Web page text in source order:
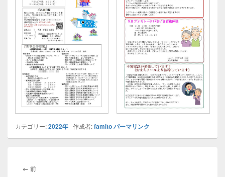
カテゴリー:2022年 作成者:famitoパーマリンク
稿
← 前前